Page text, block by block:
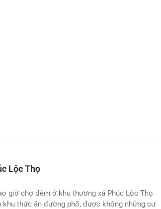
Lộc Thọ
giờ chợ đêm ở khu thương xá Phúc Lộc Thọ
khu thức ăn đường phố, được không những cư